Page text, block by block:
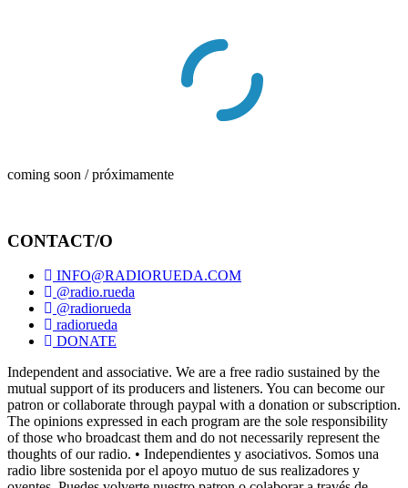
coming soon / próximamente
CONTACT/O
INFO@RADIORUEDA.COM
@radio.rueda
@radiorueda
radiorueda
DONATE
Independent and associative. We are a free radio sustained by the
mutual support of its producers and listeners. You can become our
patron or collaborate through paypal with a donation or subscription.
The opinions expressed in each program are the sole responsibility
of those who broadcast them and do not necessarily represent the
thoughts of our radio. • Independientes y asociativos. Somos una
radio libre sostenida por el apoyo mutuo de sus realizadores y